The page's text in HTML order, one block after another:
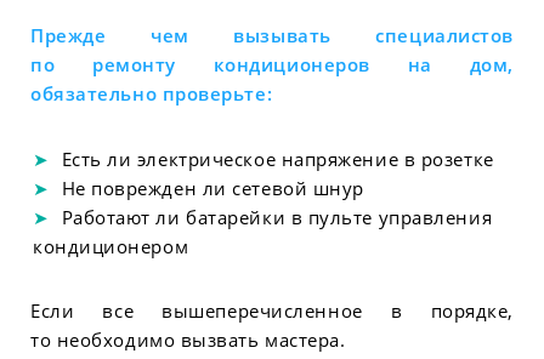
Прежде чем вызывать специалистов
по ремонту кондиционеров на дом,
обязательно проверьте:
Есть ли электрическое напряжение в розетке
Не поврежден ли сетевой шнур
Работают ли батарейки в пульте управления
кондиционером
Если все вышеперечисленное в порядке,
то необходимо вызвать мастера.